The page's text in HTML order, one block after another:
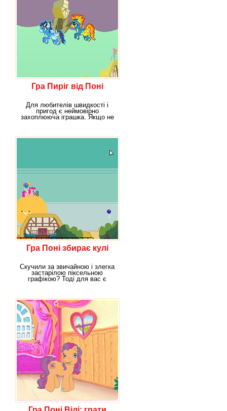
Гра Пиріг від Поні
Для любителів швидкості і
пригод є неймовірно
захоплююча іграшка. Якщо не
Гра Поні збирає кулі
Скучили за звичайною і злегка
застарілою піксельною
графікою? Тоді для вас є